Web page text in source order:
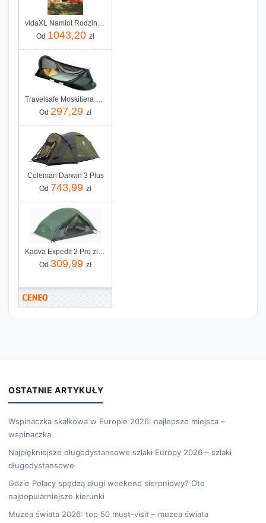
Od 1043,20 zł
Od 297,29 zł
Coleman Darwin 3 Plus
Od 743,99 zł
Od 309,99 zł
OSTATNIE ARTYKUŁY
Wspinaczka skałkowa w Europie 2026: najlepsze miejsca –
wspinaczka
Najpiękniejsze długodystansowe szlaki Europy 2026 – szlaki
długodystansowe
Gdzie Polacy spędzą długi weekend sierpniowy? Oto
najpopularniejsze kierunki
Muzea świata 2026: top 50 must-visit – muzea świata